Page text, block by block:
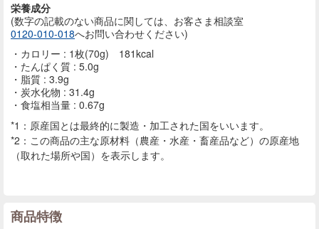
栄養成分
(数字の記載のない商品に関しては、お客さま相談室
0120-010-018へお問い合わせください)
カロリー : 1枚(70g) 181kcal
たんぱく質 : 5.0g
脂質 : 3.9g
炭水化物 : 31.4g
食塩相当量 : 0.67g
*1：原産国とは最終的に製造・加工された国をいいます。
*2：この商品の主な原材料（農産・水産・畜産品など）の原産地
（取れた場所や国）を表示します。
商品特徴